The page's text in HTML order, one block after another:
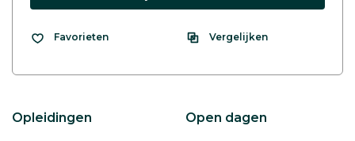
Favorieten Vergelijken
Opleidingen Open dagen